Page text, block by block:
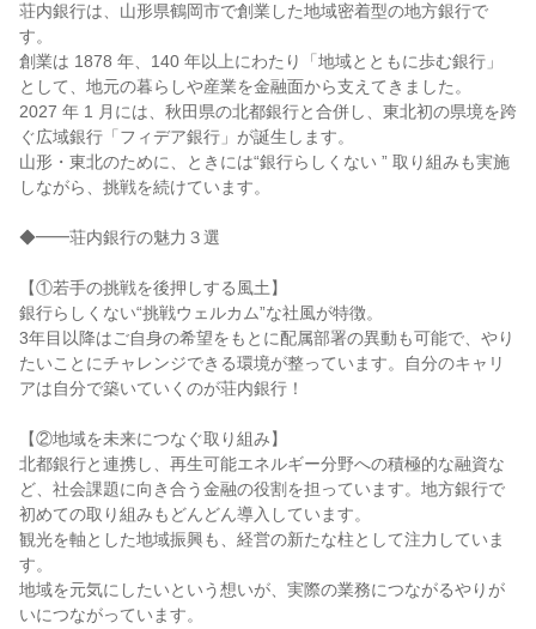
荘内銀行は、山形県鶴岡市で創業した地域密着型の地方銀行で
す。
創業は 1878 年、140 年以上にわたり「地域とともに歩む銀行」
として、地元の暮らしや産業を金融面から支えてきました。
2027 年 1 月には、秋田県の北都銀行と合併し、東北初の県境を跨
ぐ広域銀行「フィデア銀行」が誕生します。
山形・東北のために、ときには“銀行らしくない ” 取り組みも実施
しながら、挑戦を続けています。
◆━━荘内銀行の魅力３選
【①若手の挑戦を後押しする風土】
銀行らしくない“挑戦ウェルカム”な社風が特徴。
3年目以降はご自身の希望をもとに配属部署の異動も可能で、やり
たいことにチャレンジできる環境が整っています。自分のキャリ
アは自分で築いていくのが荘内銀行！
【②地域を未来につなぐ取り組み】
北都銀行と連携し、再生可能エネルギー分野への積極的な融資な
ど、社会課題に向き合う金融の役割を担っています。地方銀行で
初めての取り組みもどんどん導入しています。
観光を軸とした地域振興も、経営の新たな柱として注力していま
す。
地域を元気にしたいという想いが、実際の業務につながるやりが
いにつながっています。